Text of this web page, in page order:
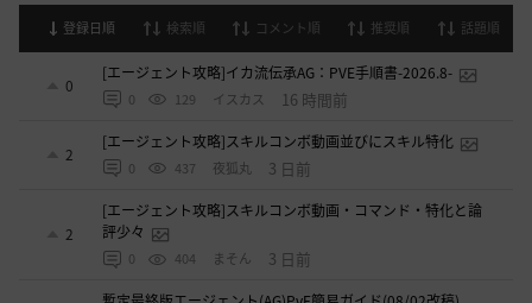
登録日順 検索順 コメント順 推奨順 話題順
0
[エージェント攻略]イカ流伝承AG：PVE手順書-2026.8-
0 129 イスカス 16 時間前
2
[エージェント攻略]スキルコンボ動画並びにスキル特化
0 437 夜狐丸 3 日前
2
[エージェント攻略]スキルコンボ動画・コマンド・特化と論
評少々
0 404 まそん 3 日前